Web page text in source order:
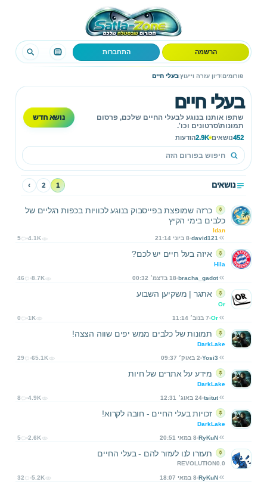
הרשמה התחברות
פורומים›דיון עזרה וייעוץ›בעלי חיים
בעלי חיים
שתפו אותנו בנוגע לבעלי החיים שלכם, פרסום
תמונות\סרטונים וכו'.
452נושאים 2.9Kהודעות
נושא חדש
נושאים 1
2
›
כרזה שמופצת בפייסבוק בנוגע לכוויות בכפות רגליים של
כלבים בימי הקיץ
Idan
david121 8 ביוני 21:14 5 4.1K
איזה בעל חיים יש לכם?
Hila
bracha_gadot 18 בדצמ׳ 00:32 46 8.7K
אתגר | משקיען השבוע
Or
Or 7 בנוב׳ 11:14 0 1K
תמונות של כלבים ממש יפים שווה הצצה!
DarkLake
Yosi3 2 באוק׳ 09:37 29 65.1K
מידע על אתרים של חיות
DarkLake
tsitut 24 באוג׳ 12:31 8 4.9K
זכויות בעלי החיים - חובה לקרוא!
DarkLake
RyKuN 8 במאי 20:51 5 2.6K
תעזרו לנו לעזור להם - בעלי החיים
REVOLUTION0.0
RyKuN 8 במאי 18:07 32 5.2K